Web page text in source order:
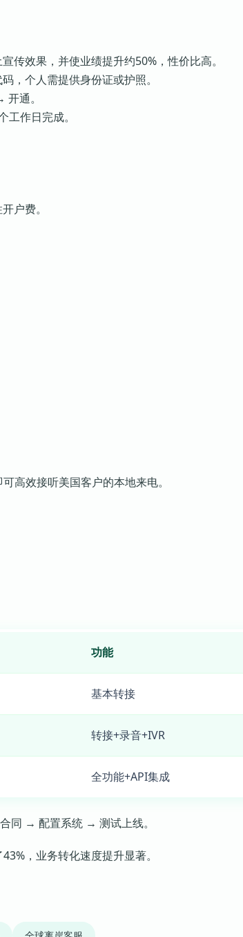
传效果，并使业绩提升约50%，性价比高。
，个人需提供身份证或护照。
通。
作日完成。
户费。
高效接听美国客户的本地来电。
功能
基本转接
转接+录音+IVR
全功能+API集成
同 → 配置系统 → 测试上线。
，业务转化速度提升显著。